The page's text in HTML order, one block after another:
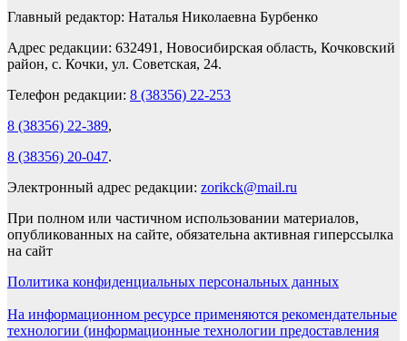
Главный редактор: Наталья Николаевна Бурбенко
Адрес редакции: 632491, Новосибирская область, Кочковский
район, с. Кочки, ул. Советская, 24.
Телефон редакции: 8 (38356) 22-253
8 (38356) 22-389,
8 (38356) 20-047.
Электронный адрес редакции: zorikck@mail.ru
При полном или частичном использовании материалов,
опубликованных на сайте, обязательна активная гиперссылка
на сайт
Политика конфиденциальных персональных данных
На информационном ресурсе применяются рекомендательные
технологии (информационные технологии предоставления